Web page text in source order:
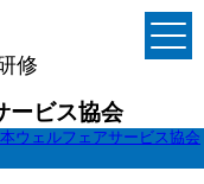
修
ービス協会
ウェルフェアサービス協会